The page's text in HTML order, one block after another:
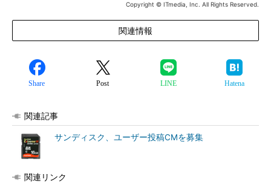
Copyright © ITmedia, Inc. All Rights Reserved.
関連情報
Share Post LINE Hatena
関連記事
サンディスク、ユーザー投稿CMを募集
関連リンク